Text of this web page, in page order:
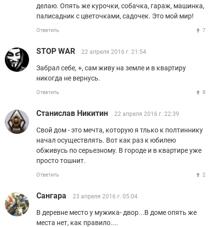
делаю. Опять же курочки, собачка, гараж, машинка,
палисадник с цветочками, садочек. Это мой мир!
Ответить 7
STOP WAR 22 апреля 2016 г. 21:54
Забрал себе, +, сам живу на земле и в квартиру
никогда не вернусь.
Ответить 8
Станислав Никитин 22 апреля 2016 г. 22:39
Свой дом - это мечта, которую я тлько к полтиннику
начал осуществлять. Вот как раз к юбилею
обживусь по серьезному. В городе и в квартире уже
просто тошнит.
Ответить 2
Сангара 23 апреля 2016 г. 05:04
В деревне место у мужика- двор...В доме опять же
места нет, как правило....